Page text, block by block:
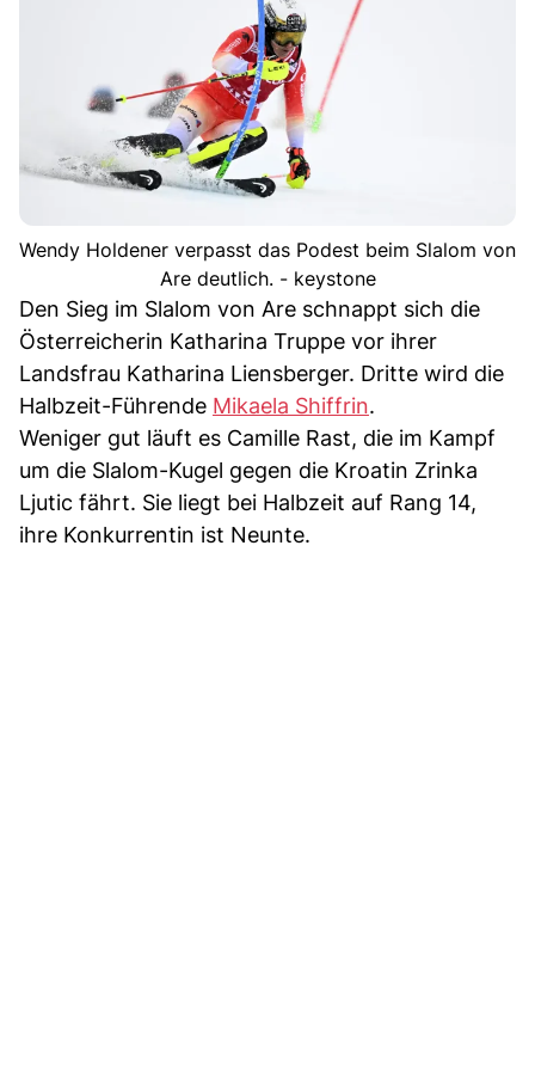
Wendy Holdener verpasst das Podest beim Slalom von
Are deutlich. - keystone
Den Sieg im Slalom von Are schnappt sich die
Österreicherin Katharina Truppe vor ihrer
Landsfrau Katharina Liensberger. Dritte wird die
Halbzeit-Führende Mikaela Shiffrin.
Weniger gut läuft es Camille Rast, die im Kampf
um die Slalom-Kugel gegen die Kroatin Zrinka
Ljutic fährt. Sie liegt bei Halbzeit auf Rang 14,
ihre Konkurrentin ist Neunte.